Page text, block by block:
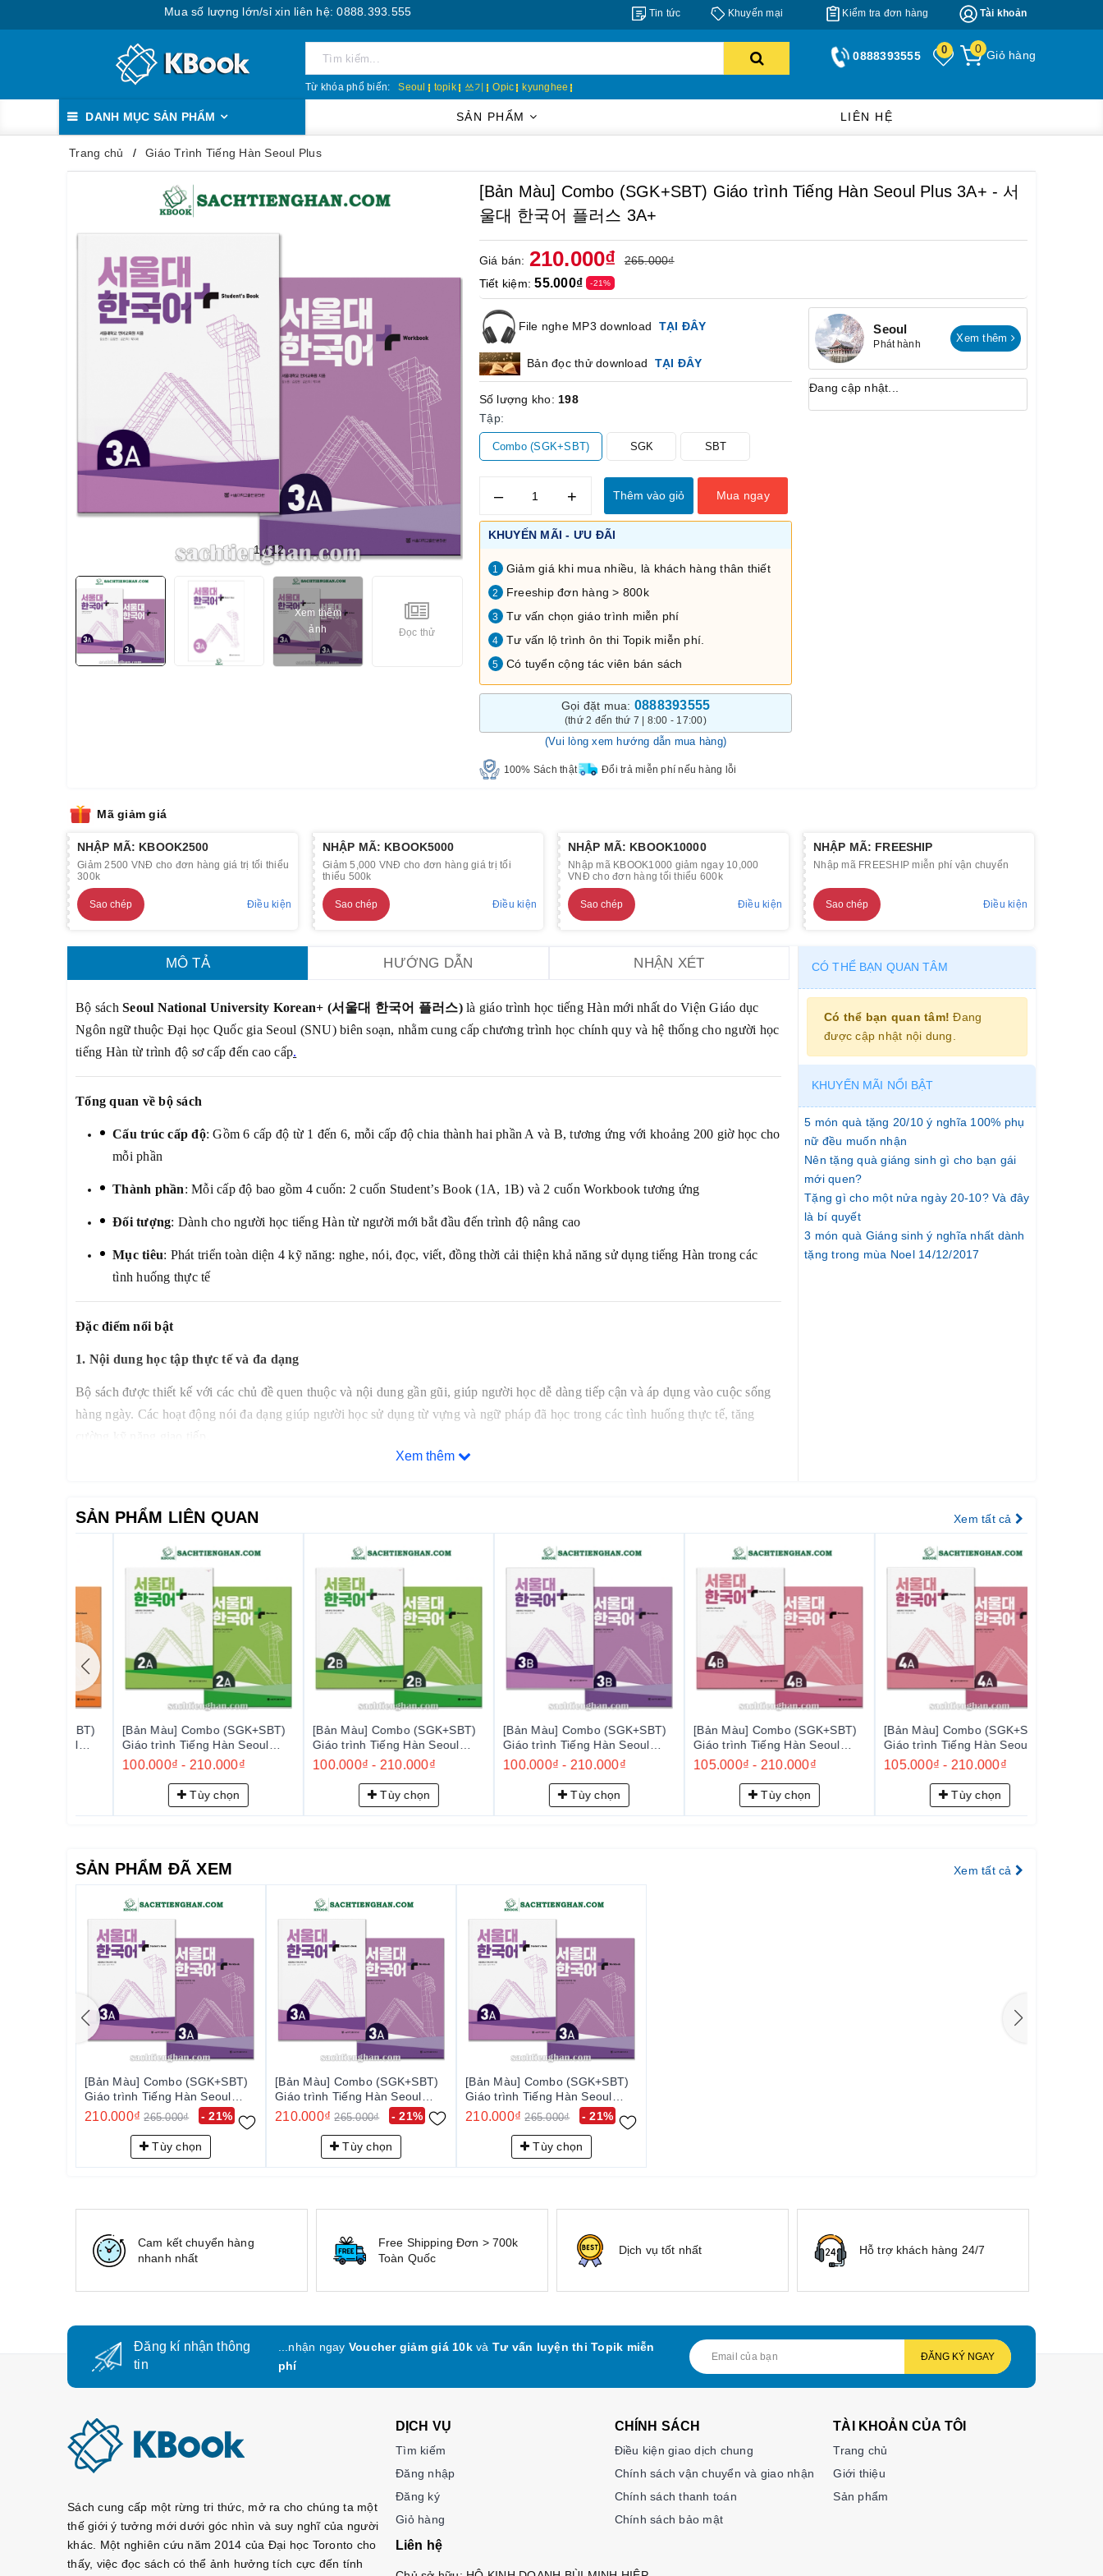
Mua số lượng lớn/sỉ xin liên hệ: 0888.393.555 Tài khoản
Kiểm tra đơn hàng
Khuyến mại
Tin tức
Từ khóa phổ biến: Seoul topik 쓰기 Opic kyunghee
Giỏ hàng
0
0
0888393555
DANH MỤC SẢN PHẨM SẢN PHẨM LIÊN HỆ
Trang chủ Giáo Trình Tiếng Hàn Seoul Plus
1/12
Xem thêm
ảnh
Đọc thử
[Bản Màu] Combo (SGK+SBT) Giáo trình Tiếng Hàn Seoul Plus 3A+ - 서
울대 한국어 플러스 3A+
Giá bán: 210.000₫
265.000₫
Tiết kiệm:55.000₫ -21%
File nghe MP3 download TẠI ĐÂY
Bản đọc thử download TẠI ĐÂY
Số lượng kho: 198
Tập:
Combo (SGK+SBT) SGK SBT
– + Thêm vào giỏ Mua ngay
KHUYẾN MÃI - ƯU ĐÃI
1 Giảm giá khi mua nhiều, là khách hàng thân thiết
2 Freeship đơn hàng > 800k
3 Tư vấn chọn giáo trình miễn phí
4 Tư vấn lộ trình ôn thi Topik miễn phí.
5 Có tuyển cộng tác viên bán sách
Gọi đặt mua: 0888393555
(thứ 2 đến thứ 7 | 8:00 - 17:00)
(Vui lòng xem hướng dẫn mua hàng)
100% Sách thật Đổi trả miễn phí nếu hàng lỗi
Seoul
Phát hành Xem thêm
Đang cập nhật...
Mã giảm giá
NHẬP MÃ: KBOOK2500
Giảm 2500 VNĐ cho đơn hàng giá trị tối thiểu
300k
Sao chép Điều kiện
NHẬP MÃ: KBOOK5000
Giảm 5,000 VNĐ cho đơn hàng giá trị tối
thiểu 500k
Sao chép Điều kiện
NHẬP MÃ: KBOOK10000
Nhập mã KBOOK1000 giảm ngay 10,000
VNĐ cho đơn hàng tối thiểu 600k
Sao chép Điều kiện
NHẬP MÃ: FREESHIP
Nhập mã FREESHIP miễn phí vận chuyển
Sao chép Điều kiện
MÔ TẢ HƯỚNG DẪN NHẬN XÉT
Bộ sách Seoul National University Korean+ (서울대 한국어 플러스)là giáo trình học tiếng Hàn mới nhất do Viện Giáo dục
Ngôn ngữ thuộc Đại học Quốc gia Seoul (SNU) biên soạn, nhằm cung cấp chương trình học chính quy và hệ thống cho người học
tiếng Hàn từ trình độ sơ cấp đến cao cấp.
Tổng quan về bộ sách
Cấu trúc cấp độ: Gồm 6 cấp độ từ 1 đến 6, mỗi cấp độ chia thành hai phần A và B, tương ứng với khoảng 200 giờ học cho
mỗi phần
Thành phần: Mỗi cấp độ bao gồm 4 cuốn: 2 cuốn Student’s Book (1A, 1B) và 2 cuốn Workbook tương ứng
Đối tượng: Dành cho người học tiếng Hàn từ người mới bắt đầu đến trình độ nâng cao
Mục tiêu: Phát triển toàn diện 4 kỹ năng: nghe, nói, đọc, viết, đồng thời cải thiện khả năng sử dụng tiếng Hàn trong các
tình huống thực tế
Đặc điểm nổi bật
1. Nội dung học tập thực tế và đa dạng
Bộ sách được thiết kế với các chủ đề quen thuộc và nội dung gần gũi, giúp người học dễ dàng tiếp cận và áp dụng vào cuộc sống
hàng ngày. Các hoạt động nói đa dạng giúp người học sử dụng từ vựng và ngữ pháp đã học trong các tình huống thực tế, tăng
cường kỹ năng giao tiếp.
tiếp cận và thực hành.
3. Thiết kế thân thiện với người học
Sách được trình bày với nhiều hình ảnh minh họa và ảnh chụp thực tế, giúp người học hiểu rõ hơn về ngữ cảnh và văn hóa Hàn
Quốc. Ngoài ra, phần giải thích ngữ pháp được trình bày dưới dạng sổ tay nhỏ kèm theo sách, thuận tiện cho việc tra cứu.
4. Phát triển kỹ năng viết qua quá trình
Các hoạt động viết trong sách được thiết kế theo quá trình, giúp người học từng bước nâng cao khả năng biểu đạt và viết tiếng Hàn
một cách hiệu quả
Đánh giá tổng quan
So với các giáo trình trước đây như "
", bộ sách "Seoul National University Korean+" mang đến một phương pháp
học tập hiện đại hơn, tập trung vào việc sử dụng tiếng Hàn trong các tình huống thực tế và phát triển kỹ năng giao tiếp toàn diện.
서울대 한국어 플러스 1A
서울대 한국어 플러스 1B
서울대 한국어 플러스 2B
서울대 한국어 플러스 3A
서울대 한국어 플러스 3B
서울대 한국어 플러스 4A
서울대 한국어 플러스 4B
서울대 한국어 플러스 5A
서울대 한국어 플러스 5B
서울대 한국어 플러스 6A
서울대 한국어 플러스 6B
Giáo trình Tiếng Hàn Seoul Plus 1A+
Giáo trình Tiếng Hàn Seoul Plus 1B+
Giáo trình Tiếng Hàn Seoul Plus 2A+
Giáo trình Tiếng Hàn Seoul Plus 2B+
Giáo trình Tiếng Hàn Seoul Plus 3A+
Giáo trình Tiếng Hàn Seoul Plus 4B+
Giáo trình Tiếng Hàn Seoul Plus 5A+
Giáo trình Tiếng Hàn Seoul Plus 6A+
Xem thêm
CÓ THỂ BẠN QUAN TÂM
Có thể bạn quan tâm! Đang
được cập nhật nội dung.
KHUYẾN MÃI NỔI BẬT
5 món quà tặng 20/10 ý nghĩa 100% phụ
nữ đều muốn nhận
Nên tặng quà giáng sinh gì cho bạn gái
mới quen?
Tặng gì cho một nửa ngày 20-10? Và đây
là bí quyết
3 món quà Giáng sinh ý nghĩa nhất dành
tặng trong mùa Noel 14/12/2017
SẢN PHẨM LIÊN QUAN Xem tất cả
[Bản Màu] Combo (SGK+SBT)
Giáo trình Tiếng Hàn Seoul
Plus 2A+ - 서울대 한국어 플러스
100.000₫-210.000₫
Tùy chọn
[Bản Màu] Combo (SGK+SBT)
Giáo trình Tiếng Hàn Seoul
Plus 2B+ - 서울대 한국어 플러스
100.000₫-210.000₫
Tùy chọn
[Bản Màu] Combo (SGK+SBT)
Giáo trình Tiếng Hàn Seoul
Plus 3B+ - 서울대 한국어 플러스
100.000₫-210.000₫
Tùy chọn
[Bản Màu] Combo (SGK+SBT)
Giáo trình Tiếng Hàn Seoul
Plus 4B+ - 서울대 한국어 플러스
105.000₫-210.000₫
Tùy chọn
[Bản Màu] Combo (SGK+SBT)
Giáo trình Tiếng Hàn Seoul
Plus 4A+ - 서울대 한국어 플러스
105.000₫-210.000₫
Tùy chọn
SẢN PHẨM ĐÃ XEM Xem tất cả
- 21%
[Bản Màu] Combo (SGK+SBT)
Giáo trình Tiếng Hàn Seoul
Plus 3A+ - 서울대 한국어 플러스
210.000₫ 265.000₫
Tùy chọn
- 21%
[Bản Màu] Combo (SGK+SBT)
Giáo trình Tiếng Hàn Seoul
Plus 3A+ - 서울대 한국어 플러스
210.000₫ 265.000₫
Tùy chọn
- 21%
[Bản Màu] Combo (SGK+SBT)
Giáo trình Tiếng Hàn Seoul
Plus 3A+ - 서울대 한국어 플러스
210.000₫ 265.000₫
Tùy chọn
Cam kết chuyển hàng
nhanh nhất
Free Shipping Đơn > 700k
Toàn Quốc
Dịch vụ tốt nhất Hỗ trợ khách hàng 24/7
Đăng kí nhận thông
tin
...nhận ngay Voucher giảm giá 10kvà Tư vấn luyện thi Topik miễn
phí
ĐĂNG KÝ NGAY
Sách cung cấp một rừng tri thức, mở ra cho chúng ta một
thế giới ý tưởng mới dưới góc nhìn và suy nghĩ của người
khác. Một nghiên cứu năm 2014 của Đại học Toronto cho
thấy, việc đọc sách có thể ảnh hưởng tích cực đến tính
DỊCH VỤ
Tìm kiếm
Đăng nhập
Đăng ký
Giỏ hàng
CHÍNH SÁCH
Điều kiện giao dịch chung
Chính sách vận chuyển và giao nhận
Chính sách thanh toán
Chính sách bảo mật
TÀI KHOẢN CỦA TÔI
Trang chủ
Giới thiệu
Sản phẩm
Liên hệ